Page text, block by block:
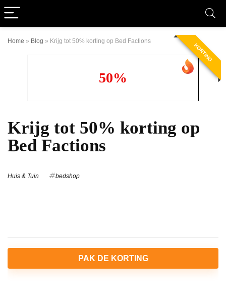
Home » Blog » Krijg tot 50% korting op Bed Factions
KORTING
50%
Krijg tot 50% korting op
Bed Factions
Huis & Tuin bedshop
PAK DE KORTING